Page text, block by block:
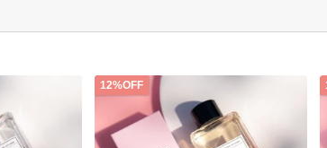
12%OFF